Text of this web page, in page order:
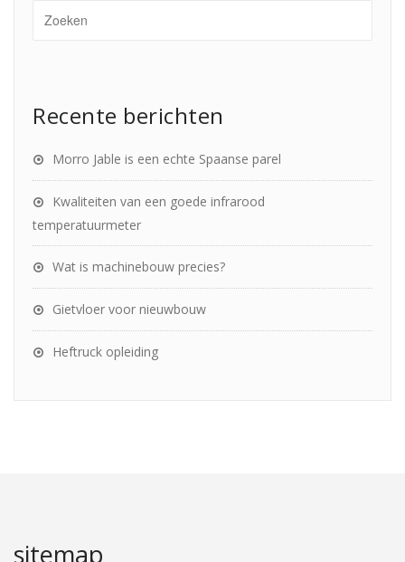
Recente berichten
Morro Jable is een echte Spaanse parel
Kwaliteiten van een goede infrarood
temperatuurmeter
Wat is machinebouw precies?
Gietvloer voor nieuwbouw
Heftruck opleiding
sitemap